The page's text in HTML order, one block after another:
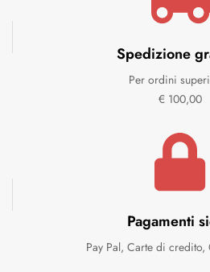
Spedizione
Per ordini
€ 100,00
Pagamenti
Pay Pal, Carte di credito,